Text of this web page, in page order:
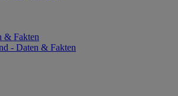
& Fakten
- Daten & Fakten